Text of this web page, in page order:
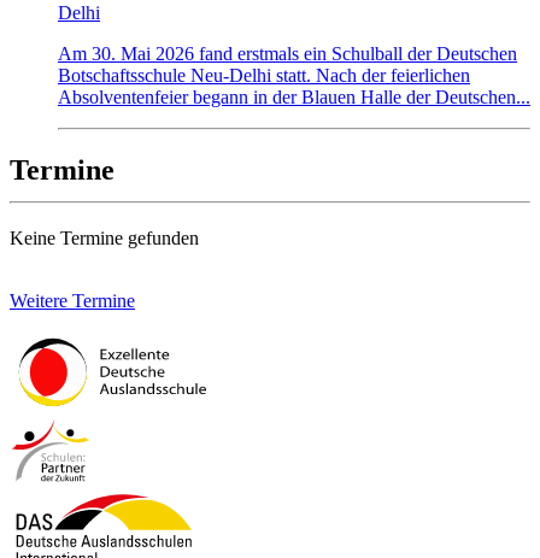
Delhi
Am 30. Mai 2026 fand erstmals ein Schulball der Deutschen
Botschaftsschule Neu-Delhi statt. Nach der feierlichen
Absolventenfeier begann in der Blauen Halle der Deutschen...
Termine
Keine Termine gefunden
Weitere Termine